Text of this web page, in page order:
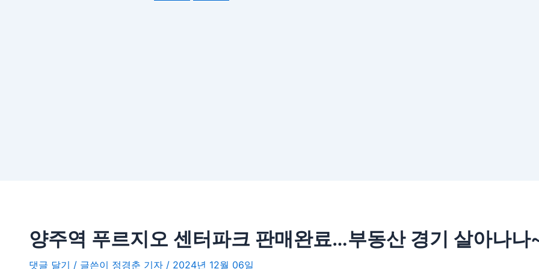
양주역 푸르지오 센터파크 판매완료…부동산 경기 살아나나
댓글 달기 / 글쓴이 정경춘 기자 / 2024년 12월 06일